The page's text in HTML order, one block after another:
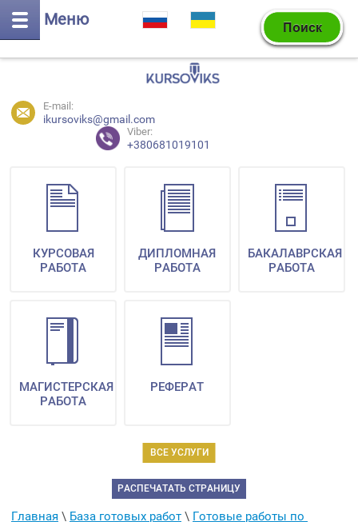
Меню
E-mail:
ikursoviks@gmail.com
Viber:
+380681019101
ВСЕ УСЛУГИ
КУРСОВАЯ
РАБОТА
ДИПЛОМНАЯ
РАБОТА
БАКАЛАВРСКАЯ
РАБОТА
МАГИСТЕРСКАЯ
РАБОТА
РЕФЕРАТ
РАСПЕЧАТАТЬ СТРАНИЦУ
Главная \ База готовых работ \ Готовые работы по